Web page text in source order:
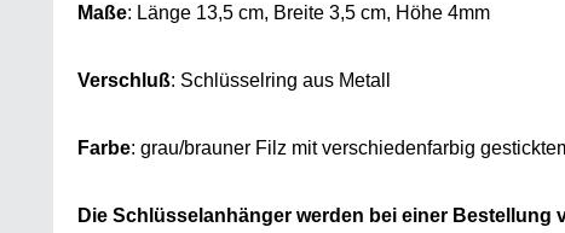
Maße: Länge 13,5 cm, Breite 3,5 cm, Höhe 4mm
Verschluß: Schlüsselring aus Metall
Farbe: grau/brauner Filz mit verschiedenfarbig
Die Schlüsselanhänger werden bei einer